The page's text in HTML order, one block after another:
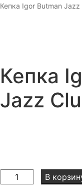
Кепка Igor Butman Jazz
Кепка
Jazz
Количество
товара
В